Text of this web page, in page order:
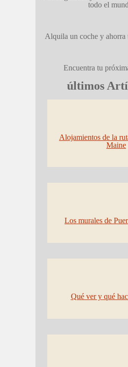
todo el
Alquila un coche y ahorra
Encuentra tu
últimos
Alojamientos de la
Maine
Los murales de
Qué ver y qué